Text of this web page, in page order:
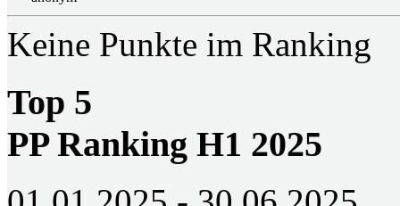
Keine Punkte im Ranking
Top 5
PP Ranking H1 2025